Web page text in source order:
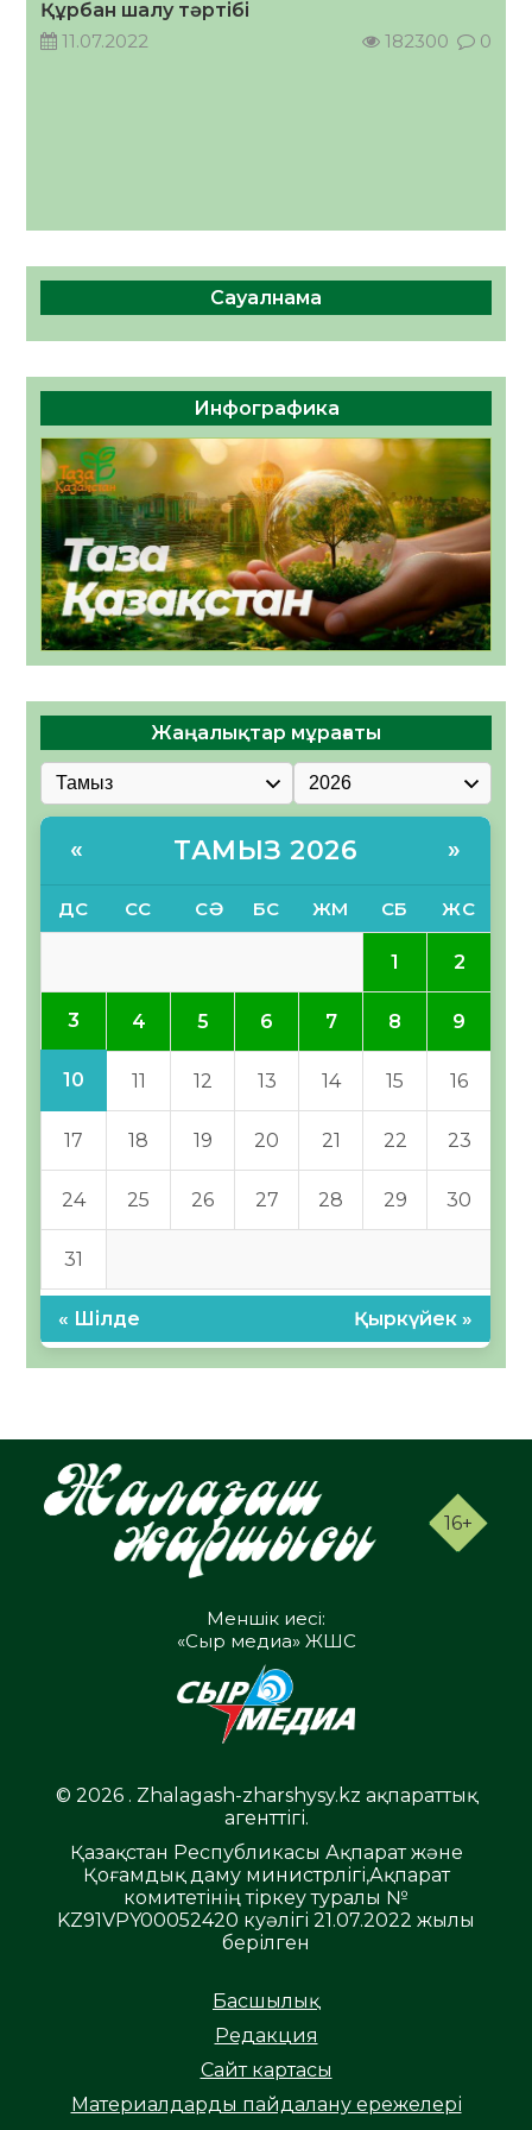
Құрбан шалу тәртібі
11.07.2022
182300 0
Сауалнама
Инфографика
Жаңалықтар мұрағаты
« ТАМЫЗ 2026 »
ДС СС СӘ БС ЖМ СБ ЖС
1 2
3 4 5 6 7 8 9
10 11 12 13 14 15 16
17 18 19 20 21 22 23
24 25 26 27 28 29 30
31
« Шілде Қыркүйек »
16+
Меншік иесі:
«Сыр медиа» ЖШС
© 2026 . Zhalagash-zharshysy.kz ақпараттық
агенттігі.
Қазақстан Республикасы Ақпарат және
Қоғамдық даму министрлігі,Ақпарат
комитетінің тіркеу туралы №
KZ91VPY00052420 куәлігі 21.07.2022 жылы
берілген
Басшылық
Редакция
Сайт картасы
Материалдарды пайдалану ережелері